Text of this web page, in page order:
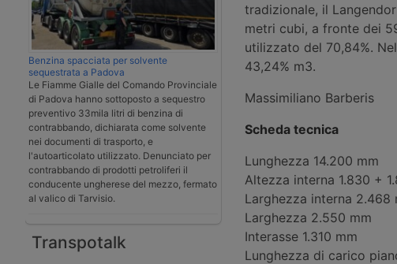
Benzina spacciata per solvente
sequestrata a Padova
Le Fiamme Gialle del Comando Provinciale
di Padova hanno sottoposto a sequestro
preventivo 33mila litri di benzina di
contrabbando, dichiarata come solvente
nei documenti di trasporto, e
l'autoarticolato utilizzato. Denunciato per
contrabbando di prodotti petroliferi il
conducente ungherese del mezzo, fermato
al valico di Tarvisio.
Transpotalk
tradizionale, il
metri cubi, a fronte dei
utilizzato del 70,84%.
43,24% m3.
Massimiliano Barberis
Scheda tecnica
Lunghezza 14.200 mm
Altezza interna 1.830 +
Larghezza interna 2.468
Larghezza 2.550 mm
Interasse 1.310 mm
Lunghezza di carico